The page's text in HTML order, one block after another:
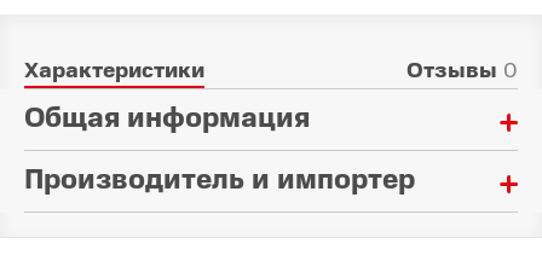
Характеристики Отзывы 0
Общая информация
Материал:
Стекло
Производитель и импортер
Произведено в стране: